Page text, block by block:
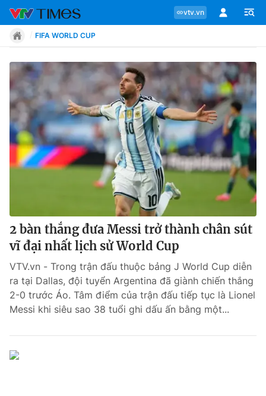
vtv.vn
Chuyên mục
Tin tức
Move
Chân dung
Bóng đá
Các môn khác
FIFA WORLD CUP
2 bàn thắng đưa Messi trở thành chân sút
vĩ đại nhất lịch sử World Cup
VTV.vn - Trong trận đấu thuộc bảng J World Cup diễn
ra tại Dallas, đội tuyển Argentina đã giành chiến thắng
2-0 trước Áo. Tâm điểm của trận đấu tiếp tục là Lionel
Messi khi siêu sao 38 tuổi ghi dấu ấn bằng một...